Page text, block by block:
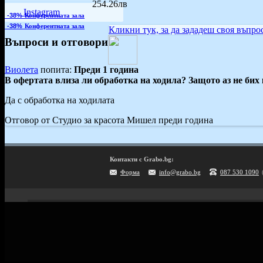
254.26лв
-38% Конферентната зала
-38% Конферентната зала
Instagram
Въпроси и отговори
Кликни тук, за да зададеш своя
Виолета попита: Преди 1 година
В офертата влиза ли обработка на ходила? Защото аз не бих
Да с обработка на ходилата
Отговор от Студио за красота Мишел преди година
Контакти с Grabo.bg:
Форма
info@grabo.bg 087 530 1090